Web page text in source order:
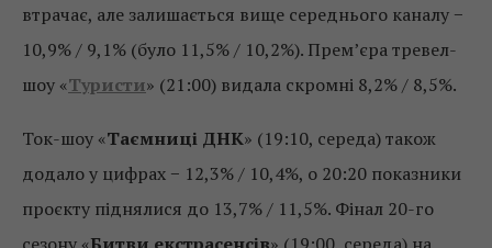
втрачає, але залишається вище середнього каналу −
10,9% / 9,1% (було 11,5% / 10,2%). Прем’єра тревел-
шоу «Туристи» (21:00) видала скромні 8,2% / 8,5%.
Ток-шоу «Таємниці ДНК» (19:10, середа) також
додало у цифрах − 12,3% / 10,4%, о 20:20 показники
проєкту піднялися до 13,7% / 11,5%. Фінал 20-го